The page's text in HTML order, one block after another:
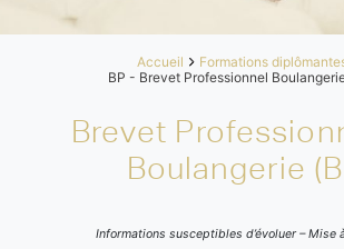
Accueil
Formations
BP - Brevet Professionnel
Brevet
Boulangerie
Informations susceptibles d’évoluer – Mise